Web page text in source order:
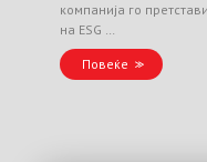
компанија го
на ESG …
Повеќе